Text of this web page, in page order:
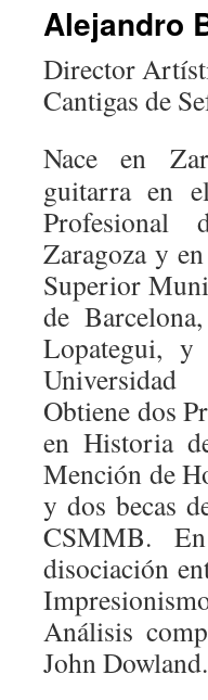
Alejandro
Director
Cantigas de
Nace en
guitarra en
Profesional
Zaragoza y
Superior
de
Lopategui,
Obtiene dos
en Historia
Mención de
y dos becas
CSMMB.
disociación
Análisis
John Dowland.